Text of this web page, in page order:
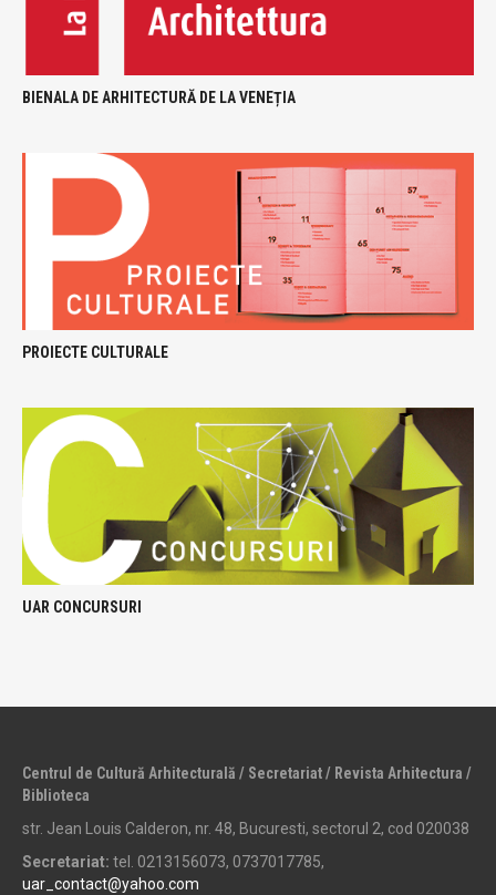
BIENALA DE ARHITECTURĂ DE LA VENEȚIA
PROIECTE CULTURALE
UAR CONCURSURI
Centrul de Cultură Arhitecturală / Secretariat / Revista Arhitectura /
Biblioteca
str. Jean Louis Calderon, nr. 48, Bucuresti, sectorul 2, cod 020038
Secretariat: tel. 0213156073, 0737017785,
uar_contact@yahoo.com